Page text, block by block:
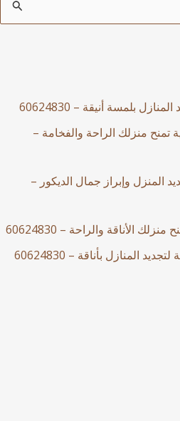
بلمسة أنيقة – 60624830
منزلك الراحة والفخامة –
المنزل وإبراز جمال الديكور –
الأناقة والراحة – 60624830
المنازل بأناقة – 60624830